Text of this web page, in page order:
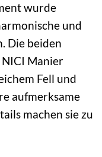
wurde
und
Die beiden
Manier
Fell und
aufmerksame
machen sie zu